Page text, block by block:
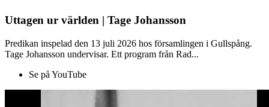
Uttagen ur världen | Tage Johansson
Predikan inspelad den 13 juli 2026 hos församlingen i Gullspång.
Tage Johansson undervisar. Ett program från Rad...
Se på YouTube